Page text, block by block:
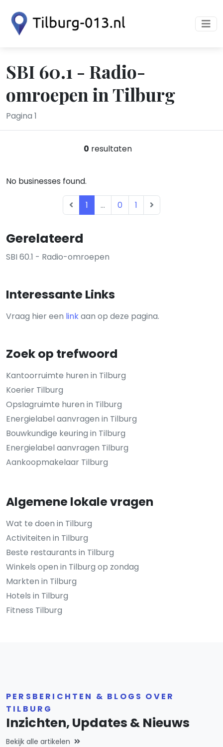
SBI 60.1 - Radio-
omroepen in Tilburg
Pagina 1
Gerelateerd
SBI 60.1 - Radio-omroepen
Interessante Links
Vraag hier een linkaan op deze pagina.
Zoek op trefwoord
Kantoorruimte huren in Tilburg
Koerier Tilburg
Opslagruimte huren in Tilburg
Energielabel aanvragen in Tilburg
Bouwkundige keuring in Tilburg
Energielabel aanvragen Tilburg
Aankoopmakelaar Tilburg
Algemene lokale vragen
Wat te doen in Tilburg
Activiteiten in Tilburg
Beste restaurants in Tilburg
Winkels open in Tilburg op zondag
Markten in Tilburg
Hotels in Tilburg
Fitness Tilburg
0 resultaten
No businesses found.
1 ... 0 1
PERSBERICHTEN & BLOGS OVER
TILBURG
Inzichten, Updates & Nieuws
Bekijk alle artikelen